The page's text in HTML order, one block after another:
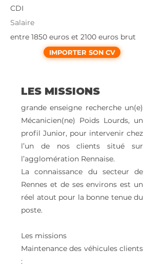
CDI
Salaire
entre 1850 euros et 2100 euros brut
IMPORTER SON CV
LES MISSIONS
grande enseigne recherche un(e)
Mécanicien(ne) Poids Lourds, un
profil Junior, pour intervenir chez
l’un de nos clients situé sur
l’agglomération Rennaise.
La connaissance du secteur de
Rennes et de ses environs est un
réel atout pour la bonne tenue du
poste.
Les missions
Maintenance des véhicules clients
: